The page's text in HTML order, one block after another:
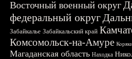
Восточный военный округ
федеральный округ
Забайкалье Забайкальский край
Комсомольск-на-Амуре
Магаданская область Находка